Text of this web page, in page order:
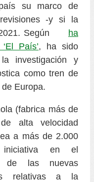
su marco de
-y si la
Según
ha
País’, ha sido
investigación y
como tren de
Europa.
(fabrica más de
alta velocidad
a más de 2.000
iniciativa en el
de las nuevas
relativas a la